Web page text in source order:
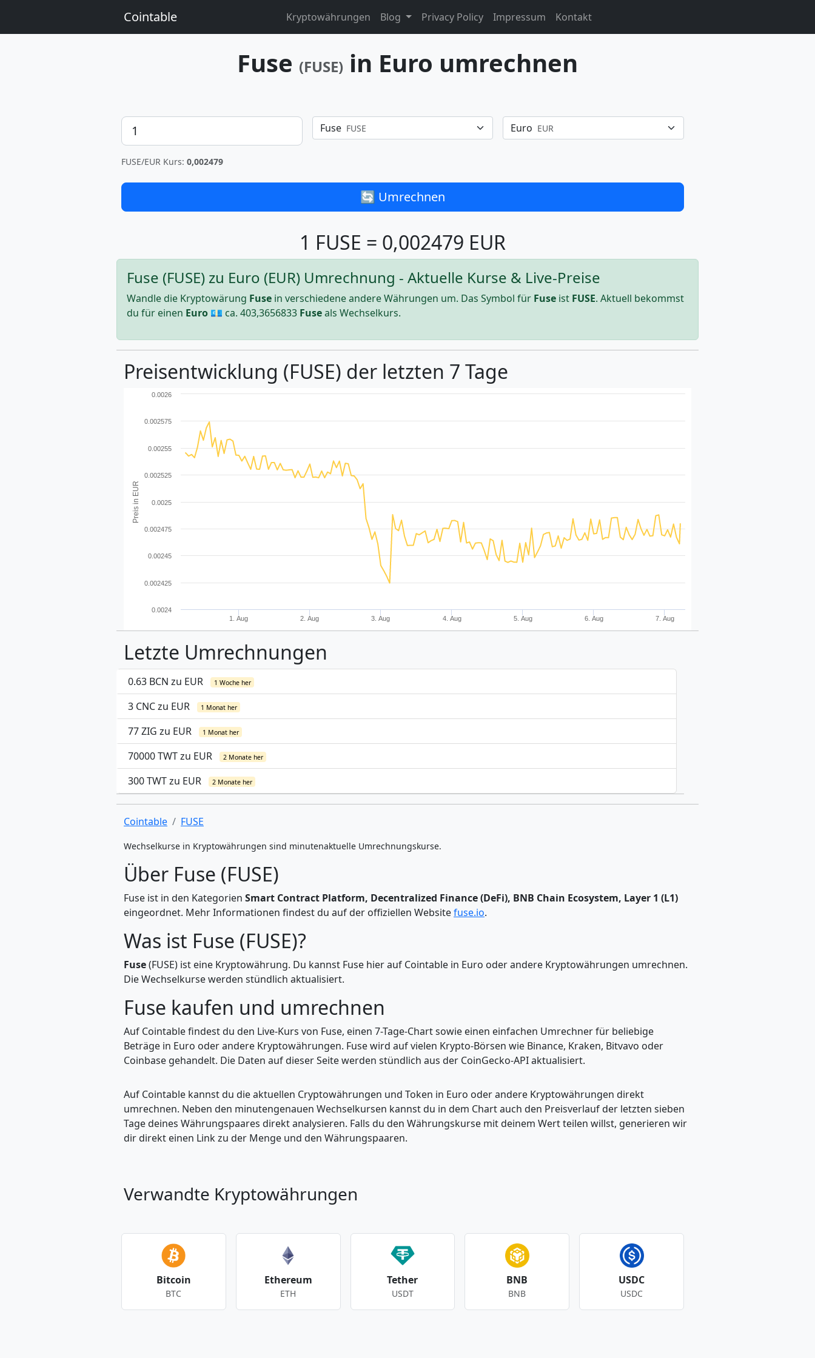
Cointable Kryptowährungen Blog Privacy Policy Impressum Kontakt
Fuse (FUSE) in Euro umrechnen
Betrag Fuse FUSE Euro EUR
FUSE/EUR Kurs: 0,002479
🔄 Umrechnen
1 FUSE = 0,002479 EUR
Fuse (FUSE) zu Euro (EUR) Umrechnung - Aktuelle Kurse & Live-Preise
Wandle die Kryptowärung Fuse in verschiedene andere Währungen um. Das Symbol für Fuse ist FUSE. Aktuell bekommst
du für einen Euro 💶 ca. 403,3656833 Fuseals Wechselkurs.
Preisentwicklung (FUSE) der letzten 7 Tage
Preis in EUR
1. Aug 2. Aug 3. Aug 4. Aug 5. Aug 6. Aug 7. Aug
0.0024
0.002425
0.00245
0.002475
0.0025
0.002525
0.00255
0.002575
0.0026
Letzte Umrechnungen
0.63 BCN zu EUR 1 Woche her
3 CNC zu EUR 1 Monat her
77 ZIG zu EUR 1 Monat her
70000 TWT zu EUR 2 Monate her
300 TWT zu EUR 2 Monate her
Cointable FUSE
Wechselkurse in Kryptowährungen sind minutenaktuelle Umrechnungskurse.
Über Fuse (FUSE)
Fuse ist in den Kategorien Smart Contract Platform, Decentralized Finance (DeFi), BNB Chain Ecosystem, Layer 1 (L1)
eingeordnet. Mehr Informationen findest du auf der offiziellen Websitefuse.io.
Was ist Fuse (FUSE)?
Fuse(FUSE) ist eine Kryptowährung. Du kannst Fuse hier auf Cointable in Euro oder andere Kryptowährungen umrechnen.
Die Wechselkurse werden stündlich aktualisiert.
Fuse kaufen und umrechnen
Auf Cointable findest du den Live-Kurs von Fuse, einen 7-Tage-Chart sowie einen einfachen Umrechner für beliebige
Beträge in Euro oder andere Kryptowährungen. Fuse wird auf vielen Krypto-Börsen wie Binance, Kraken, Bitvavo oder
Coinbase gehandelt. Die Daten auf dieser Seite werden stündlich aus der CoinGecko-API aktualisiert.
Auf Cointable kannst du die aktuellen Cryptowährungen und Token in Euro oder andere Kryptowährungen direkt
umrechnen. Neben den minutengenauen Wechselkursen kannst du in dem Chart auch den Preisverlauf der letzten sieben
Tage deines Währungspaares direkt analysieren. Falls du den Währungskurse mit deinem Wert teilen willst, generieren wir
dir direkt einen Link zu der Menge und den Währungspaaren.
Verwandte Kryptowährungen
Bitcoin
BTC
Ethereum
ETH
Tether
USDT
BNB
BNB
USDC
USDC